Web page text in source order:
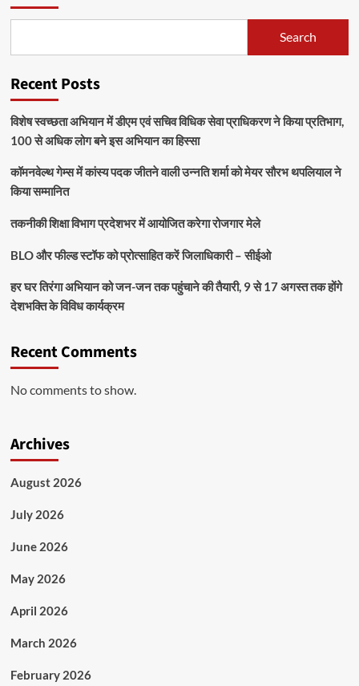
Search
Recent Posts
विशेष स्वच्छता अभियान में डीएम एवं सचिव विधिक सेवा प्राधिकरण ने किया प्रतिभाग,
100 से अधिक लोग बने इस अभियान का हिस्सा
कॉमनवेल्थ गेम्स में कांस्य पदक जीतने वाली उन्नति शर्मा को मेयर सौरभ थपलियाल ने
किया सम्मानित
तकनीकी शिक्षा विभाग प्रदेशभर में आयोजित करेगा रोजगार मेले
BLO और फील्ड स्टॉफ को प्रोत्साहित करें जिलाधिकारी – सीईओ
हर घर तिरंगा अभियान को जन-जन तक पहुंचाने की तैयारी, 9 से 17 अगस्त तक होंगे
देशभक्ति के विविध कार्यक्रम
Recent Comments
No comments to show.
Archives
August 2026
July 2026
June 2026
May 2026
April 2026
March 2026
February 2026